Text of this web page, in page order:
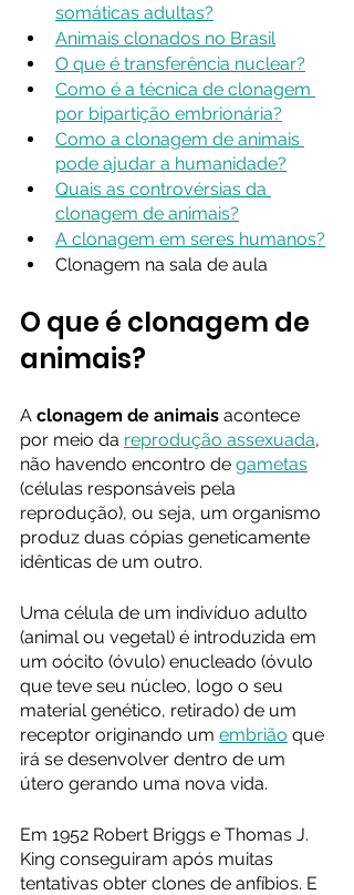
somáticas adultas?
Animais clonados no Brasil
O que é transferência nuclear?
Como é a técnica de clonagem
por bipartição embrionária?
Como a clonagem de animais
pode ajudar a humanidade?
Quais as controvérsias da
clonagem de animais?
A clonagem em seres humanos?
Clonagem na sala de aula
O que é clonagem de
animais?
A clonagem de animais acontece
por meio da reprodução assexuada,
não havendo encontro de gametas
(células responsáveis pela
reprodução), ou seja, um organismo
produz duas cópias geneticamente
idênticas de um outro.
Uma célula de um indivíduo adulto
(animal ou vegetal) é introduzida em
um oócito (óvulo) enucleado (óvulo
que teve seu núcleo, logo o seu
material genético, retirado) de um
receptor originando um embrião que
irá se desenvolver dentro de um
útero gerando uma nova vida.
Em 1952 Robert Briggs e Thomas J.
King conseguiram após muitas
tentativas obter clones de anfíbios. E